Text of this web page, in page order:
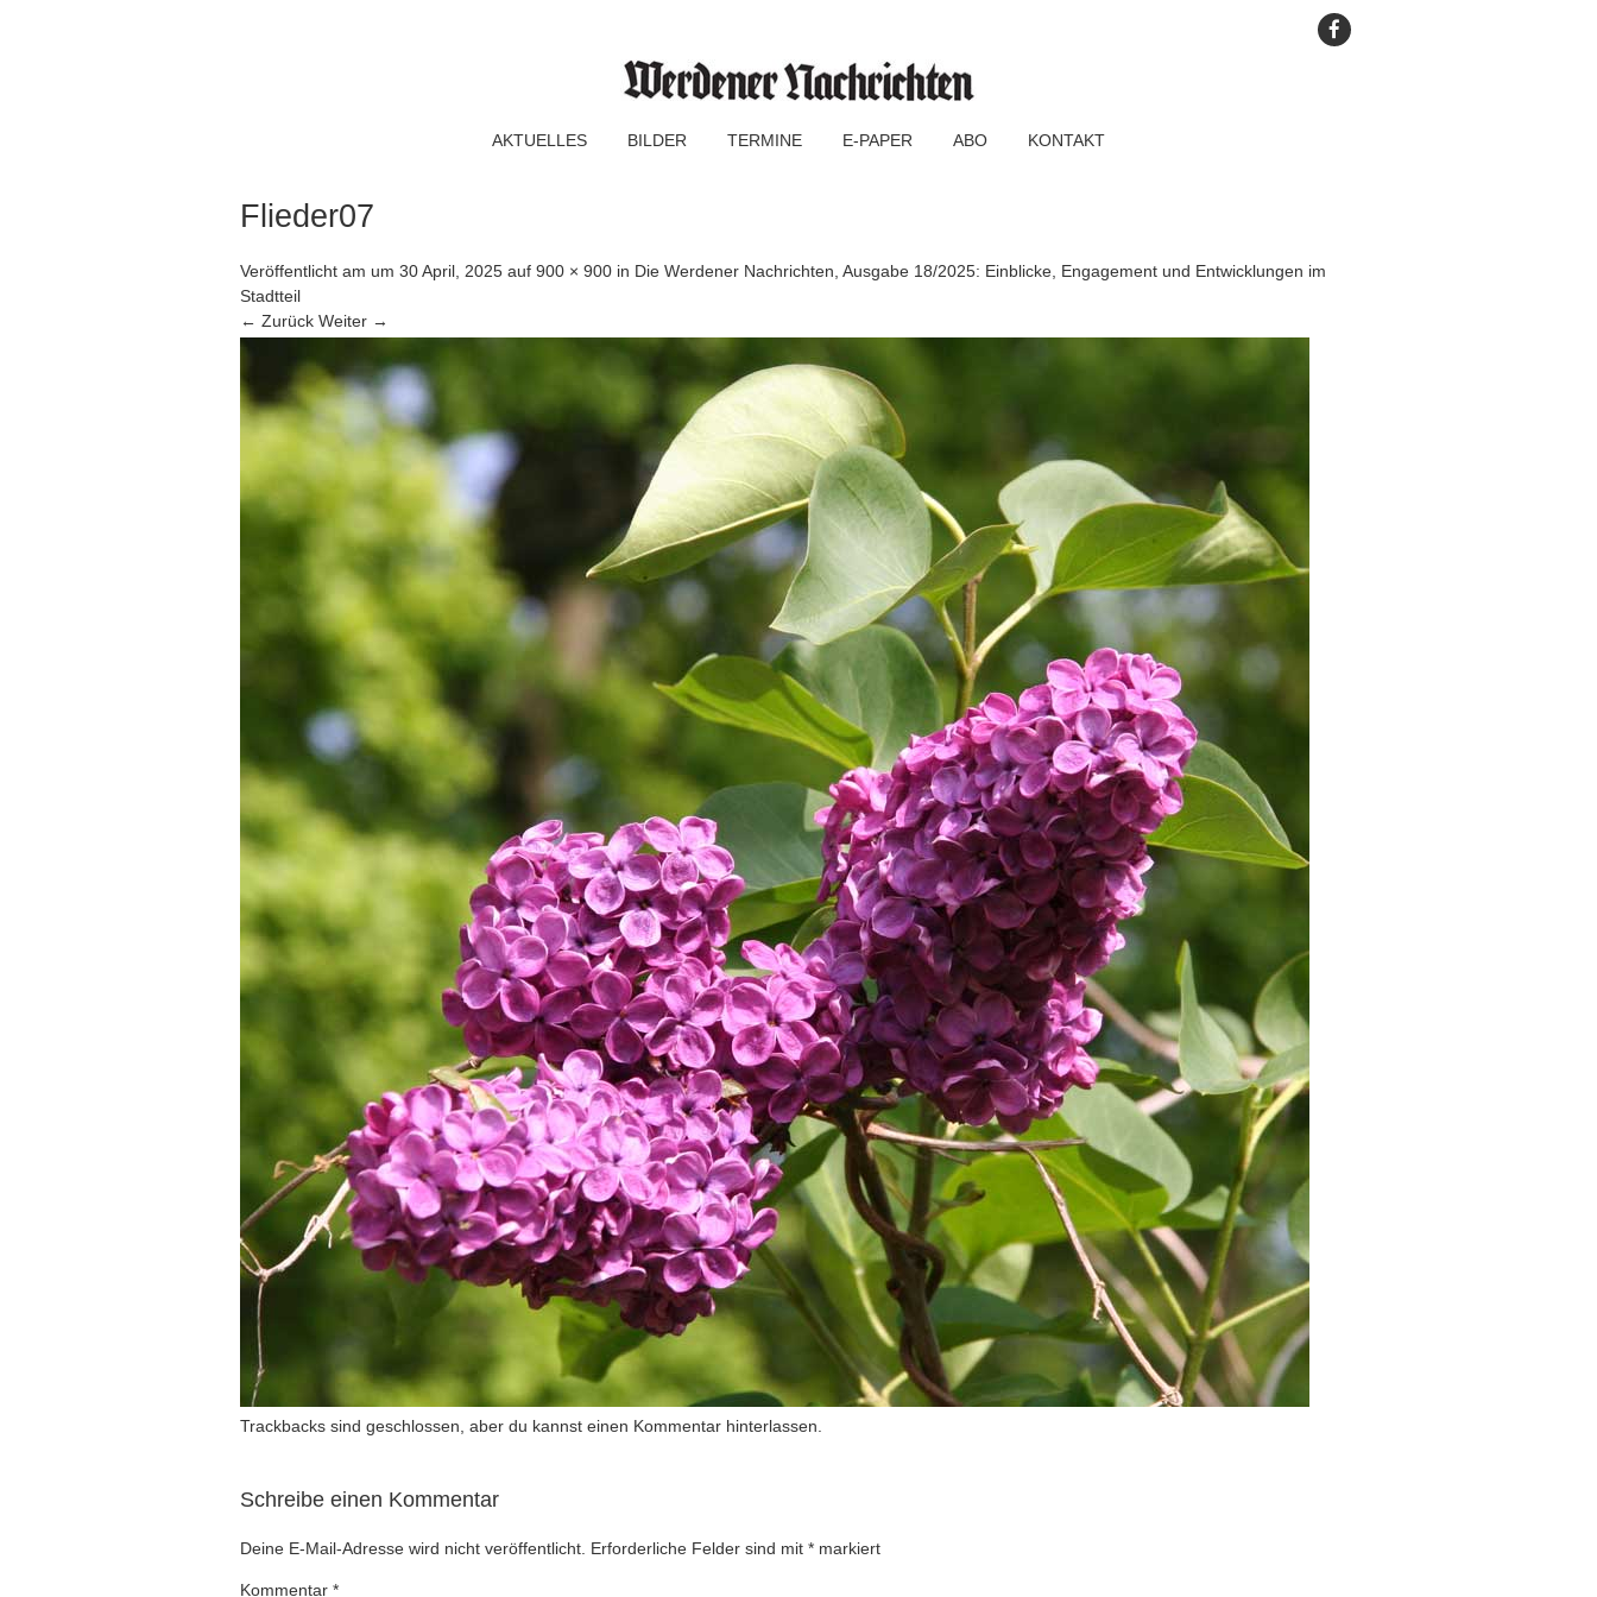
AKTUELLES BILDER TERMINE E-PAPER ABO KONTAKT
Flieder07
Veröffentlicht am um 30 April, 2025 auf 900 × 900 in Die Werdener Nachrichten, Ausgabe 18/2025: Einblicke, Engagement und Entwicklungen im
Stadtteil
← Zurück Weiter →
Trackbacks sind geschlossen, aber du kannst einen Kommentar hinterlassen
Schreibe einen Kommentar
Deine E-Mail-Adresse wird nicht veröffentlicht. Erforderliche Felder sind mit * markiert
Kommentar *